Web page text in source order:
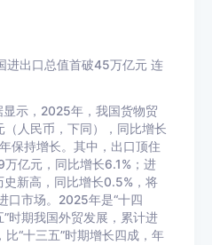
进出口总值首破45万亿元 连
示，2025年，我国货物贸
人民币，下同），同比增长
保持增长。其中，出口顶住
亿元，同比增长6.1%；进
新高，同比增长0.5%，将
口市场。2025年是“十四
”时期我国外贸发展，累计进
“十三五”时期增长四成，年